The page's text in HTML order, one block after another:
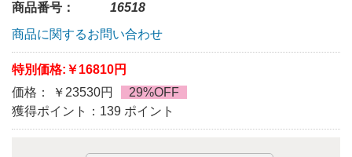
商品番号：
16518
商品に関するお問い合わせ
特別価格: ￥16810円
価格： ￥23530円
29%OFF
獲得ポイント：139 ポイント